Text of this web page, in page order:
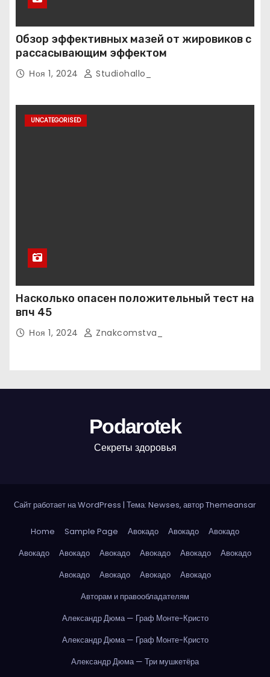
Обзор эффективных мазей от жировиков с
рассасывающим эффектом
Ноя 1, 2024 Studiohallo_
UNCATEGORISED
Насколько опасен положительный тест на
впч 45
Ноя 1, 2024 Znakcomstva_
Podarotek
Секреты здоровья
Сайт работает на WordPress | Тема: Newses, авторThemeansar
Home Sample Page Авокадо Авокадо
Авокадо
Авокадо
Авокадо Авокадо Авокадо Авокадо
Авокадо
Авокадо
Авокадо Авокадо
Авокадо
Авторам и правообладателям
Александр Дюма — Граф Монте-Кристо
Александр Дюма — Граф Монте-Кристо
Александр Дюма — Три мушкетёра